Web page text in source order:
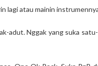
lagi atau mainin
adut. Nggak yang suka